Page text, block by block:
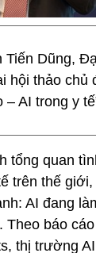
Tiến Dũng,
hội thảo chủ
– AI trong y
tổng quan
trên thế
AI đang
Theo báo cáo
thị trường